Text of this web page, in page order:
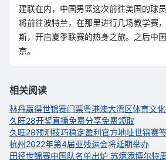
建联在内，中国男篮这次前往美国的球
将前往波特兰，在那里进行几场教学赛
斯，开启夏季联赛的热身之旅。之后中
京。
相关阅读
林丹赢得世锦赛门票粤港澳大湾区体育文
久旺28开奖直播免费分享免费领取
久旺28预测技巧稳定盈利官方地址世锦赛
杭州2022年第4届亚残运会将延期举办
田径世锦赛中国队名单出炉 苏炳添博尔特